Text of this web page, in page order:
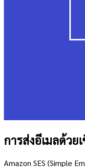
การส่งอีเมลด้วย
Amazon SES (Simple